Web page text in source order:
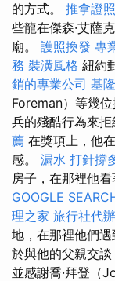
的方式。 推拿證
些龍在傑森·艾薩
廟。 護照換發 專
務 裝潢風格 紐約
銷的專業公司 基
Foreman）等幾
兵的殘酷行為來拒
薦 在獎項上，他
感。 漏水 打針撐
房子，在那裡他看
GOOGLE
理之家 旅行社代
地，在那裡他們
於與他的父親交談
並感謝喬·拜登（